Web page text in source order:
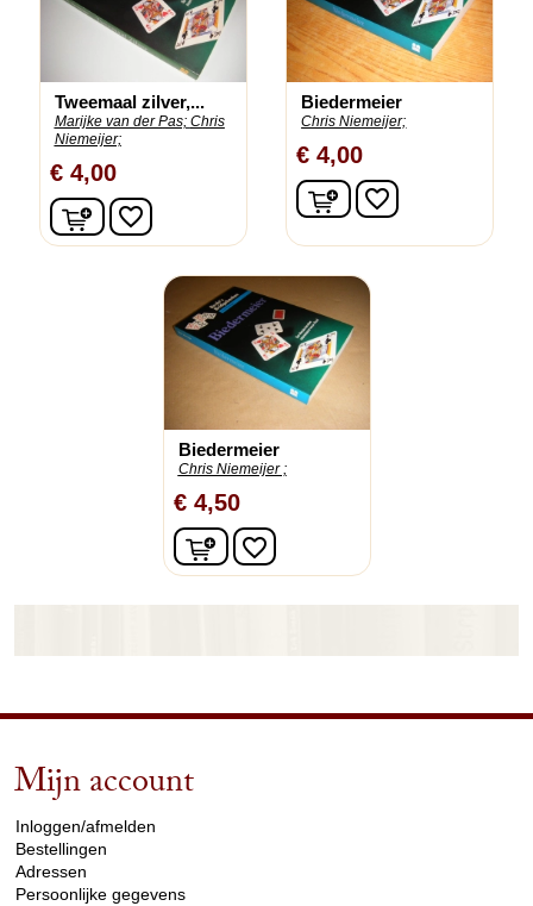
Tweemaal zilver,...
Marijke van der Pas; Chris
Niemeijer;
€ 4,00
In winkelwagen
favorite_border
Biedermeier
Chris Niemeijer;
€ 4,00
In winkelwagen
favorite_border
Biedermeier
Chris Niemeijer ;
€ 4,50
In winkelwagen
favorite_border
Mijn account
Inloggen/afmelden
Bestellingen
Adressen
Persoonlijke gegevens